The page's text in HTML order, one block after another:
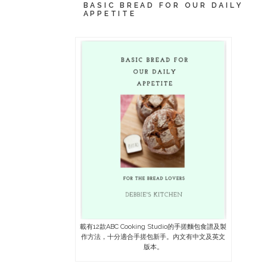
BASIC BREAD FOR OUR DAILY
APPETITE
載有12款ABC Cooking Studio的手搓麵包食譜及製
作方法，十分適合手搓包新手。內文有中文及英文
版本。